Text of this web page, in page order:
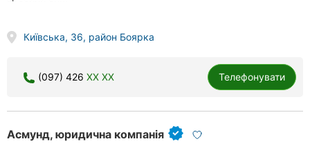
Київська, 36, район Боярка
(097) 426 XX XX Телефонувати
Асмунд, юридична компанія